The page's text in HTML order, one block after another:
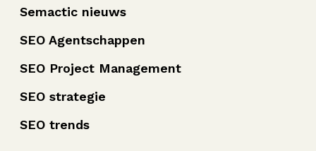
Semactic nieuws
SEO Agentschappen
SEO Project Management
SEO strategie
SEO trends